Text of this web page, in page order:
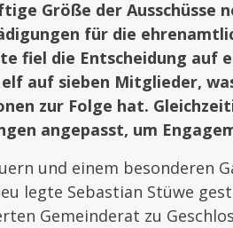
Größe der Ausschüsse
für die
fiel die Entscheidung auf
elf auf sieben Mitglieder,
zur Folge hat.
angepasst, um
und einem besonderen
legte Sebastian Stüwe
Gemeinderat zu